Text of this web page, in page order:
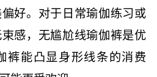
好。对于日常瑜伽练习或
感，无尴尬线瑜伽裤是优
裤能凸显身形线条的消费